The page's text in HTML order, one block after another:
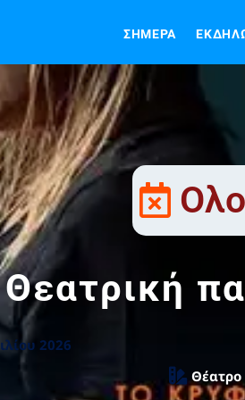
ΣΉΜΕΡΑ
Θεατρική
2026
Θέατρο